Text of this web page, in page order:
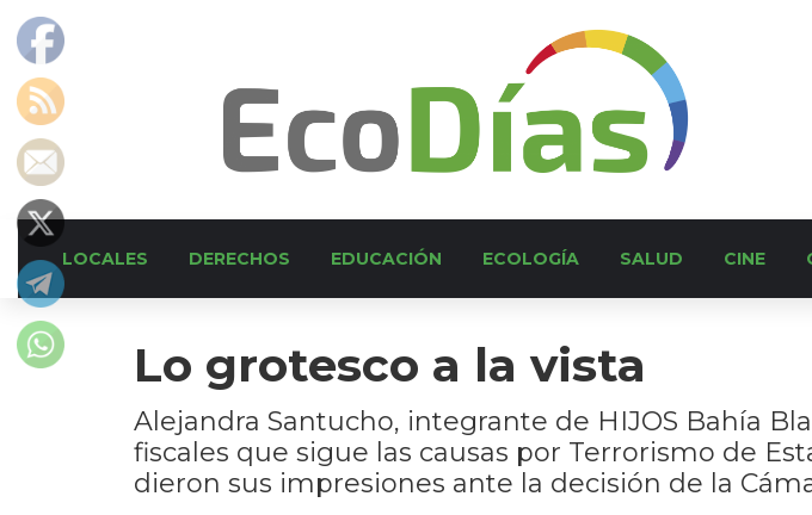
LOCALES DERECHOS EDUCACIÓN ECOLOGÍA SALUD CINE
Lo grotesco a la vista
Alejandra Santucho, integrante de HIJOS Bahía
fiscales que sigue las causas por Terrorismo de
dieron sus impresiones ante la decisión de la